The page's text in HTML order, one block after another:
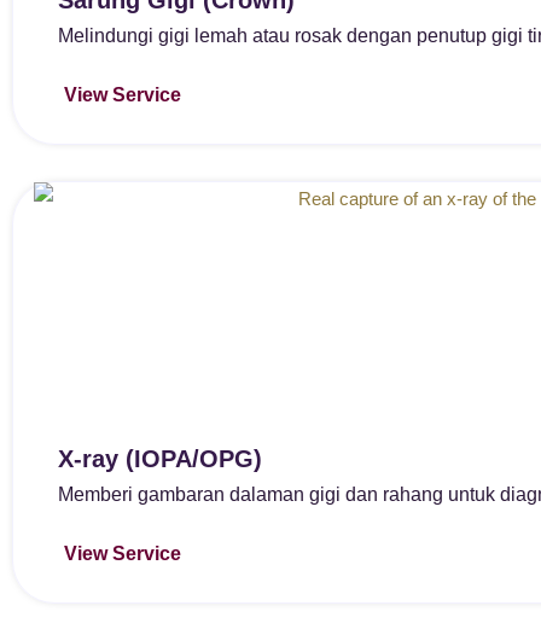
Melindungi gigi lemah atau rosak dengan penutup gigi
View Service
X-ray (IOPA/OPG)
Memberi gambaran dalaman gigi dan rahang untuk
View Service